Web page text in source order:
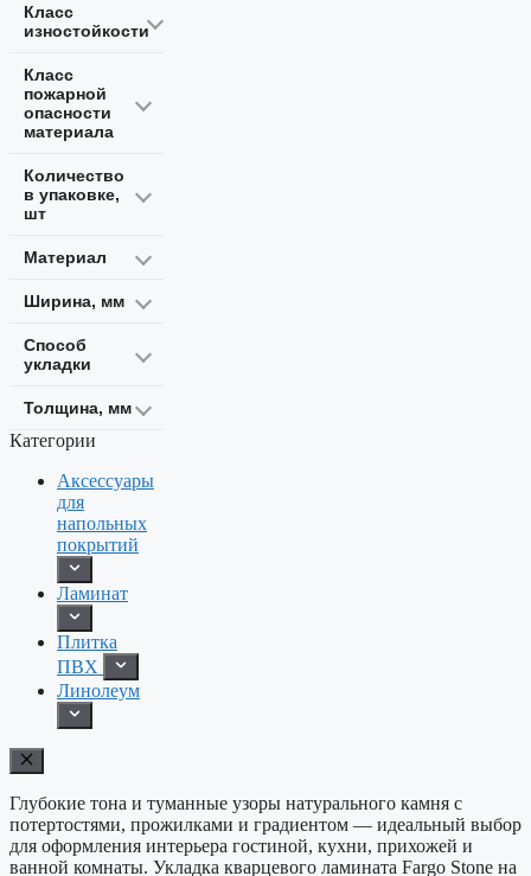
Класс
изностойкости
Класс
пожарной
опасности
материала
Количество
в упаковке,
шт
Материал
Ширина, мм
Способ
укладки
Толщина, мм
Категории
Аксессуары
для
напольных
покрытий
Ламинат
Плитка
ПВХ
Линолеум
Глубокие тона и туманные узоры натурального камня с
потертостями, прожилками и градиентом — идеальный выбор
для оформления интерьера гостиной, кухни, прихожей и
ванной комнаты. Укладка кварцевого ламината Fargo Stone на